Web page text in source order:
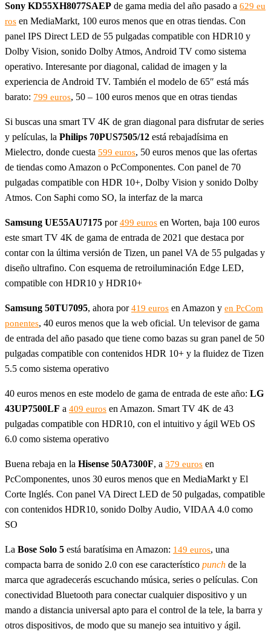
Sony KD55XH8077SAEP de gama media del año pasado a 629 eu
ros en MediaMarkt, 100 euros menos que en otras tiendas. Con
panel IPS Direct LED de 55 pulgadas compatible con HDR10 y
Dolby Vision, sonido Dolby Atmos, Android TV como sistema
operativo. Interesante por diagonal, calidad de imagen y la
experiencia de Android TV. También el modelo de 65″ está más
barato: 799 euros, 50 – 100 euros menos que en otras tiendas
Si buscas una smart TV 4K de gran diagonal para disfrutar de series
y películas, la Philips 70PUS7505/12 está rebajadísima en
Mielectro, donde cuesta 599 euros, 50 euros menos que las ofertas
de tiendas como Amazon o PcComponentes. Con panel de 70
pulgadas compatible con HDR 10+, Dolby Vision y sonido Dolby
Atmos. Con Saphi como SO, la interfaz de la marca
Samsung UE55AU7175 por499 euros en Worten, baja 100 euros
este smart TV 4K de gama de entrada de 2021 que destaca por
contar con la última versión de Tizen, un panel VA de 55 pulgadas y
diseño ultrafino. Con esquema de retroiluminación Edge LED,
compatible con HDR10 y HDR10+
Samsung 50TU7095, ahora por419 euros en Amazon y en PcCom
ponentes, 40 euros menos que la web oficial. Un televisor de gama
de entrada del año pasado que tiene como bazas su gran panel de 50
pulgadas compatible con contenidos HDR 10+ y la fluidez de Tizen
5.5 como sistema operativo
40 euros menos en este modelo de gama de entrada de este año: LG
43UP7500LF a 409 euros en Amazon. Smart TV 4K de 43
pulgadas compatible con HDR10, con el intuitivo y ágil WEb OS
6.0 como sistema operativo
Buena rebaja en la Hisense 50A7300F, a 379 euros en
PcComponentes, unos 30 euros menos que en MediaMarkt y El
Corte Inglés. Con panel VA Direct LED de 50 pulgadas, compatible
con contenidos HDR10, sonido Dolby Audio, VIDAA 4.0 como
SO
La Bose Solo 5 está baratísima en Amazon: 149 euros, una
compacta barra de sonido 2.0 con ese característico punch de la
marca que agradecerás escuchando música, series o películas. Con
conectividad Bluetooth para conectar cualquier dispositivo y un
mando a distancia universal apto para el control de la tele, la barra y
otros dispositivos, de modo que su manejo sea intuitivo y ágil.